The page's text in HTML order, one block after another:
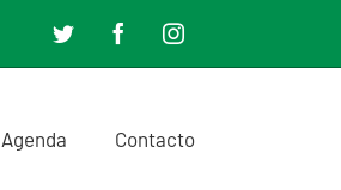
TwitterFacebookInstagram
Agenda Contacto